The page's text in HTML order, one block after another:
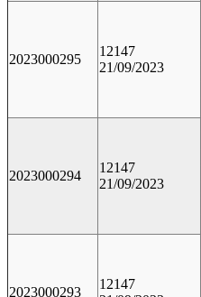
2023000295
12147
21/09/2023
2023000294
12147
21/09/2023
2023000293
12147